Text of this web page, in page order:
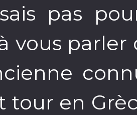
pas
vous parler
tour en